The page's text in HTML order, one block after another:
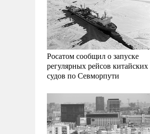
Росатом сообщил о запуске
регулярных рейсов китайских
судов по Севморпути